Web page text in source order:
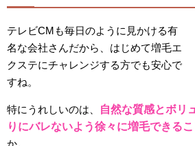
テレビCMも毎日のように見かける有
名な会社さんだから、はじめて増毛エ
クステにチャレンジする方でも安心で
すね。
特にうれしいのは、
自然な質感とボリ
りにバレないよう徐々に増毛できるこ